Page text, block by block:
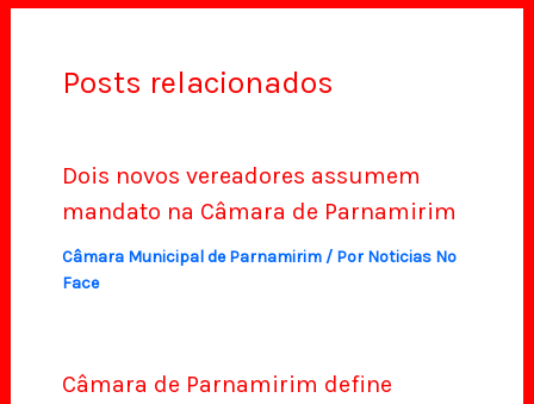
Posts relacionados
Dois novos vereadores assumem
mandato na Câmara de Parnamirim
Câmara Municipal de Parnamirim/ Por Noticias No
Face
Câmara de Parnamirim define